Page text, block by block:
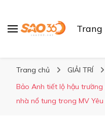
Trang chủ GIẢI TRÍ
Bảo Anh tiết lộ hậu
nhà nổ tung trong MV Yêu